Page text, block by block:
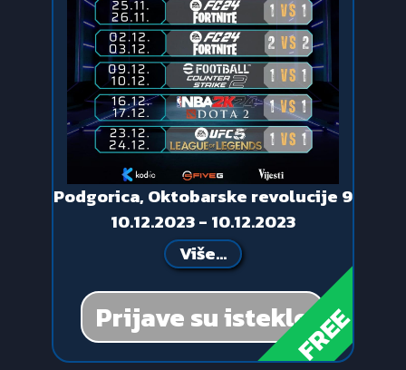
Podgorica, Oktobarske revolucije 9
10.12.2023 - 10.12.2023
Više...
Prijave su istekleFREE